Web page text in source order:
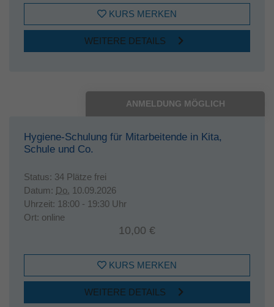
KURS MERKEN
WEITERE DETAILS
ANMELDUNG MÖGLICH
Hygiene-Schulung für Mitarbeitende in Kita,
Schule und Co.
Status: 34 Plätze frei
Datum: Do. 10.09.2026
Uhrzeit: 18:00 - 19:30 Uhr
Ort: online
10,00 €
KURS MERKEN
WEITERE DETAILS